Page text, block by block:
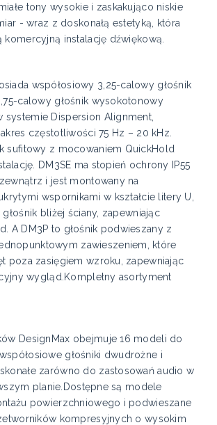
tony wysokie i zaskakująco niskie
- wraz z doskonałą estetyką, która
komercyjną instalację dźwiękową.
współosiowy 3,25-calowy głośnik
calowy głośnik wysokotonowy
systemie Dispersion Alignment,
częstotliwości 75 Hz – 20 kHz.
sufitowy z mocowaniem QuickHold
DM3SE ma stopień ochrony IP55
i jest montowany na
wspornikami w kształcie litery U,
bliżej ściany, zapewniając
A DM3P to głośnik podwieszany z
zawieszeniem, które
poza zasięgiem wzroku, zapewniając
wygląd.Kompletny asortyment
DesignMax obejmuje 16 modeli do
głośniki dwudrożne i
zarówno do zastosowań audio w
planie.Dostępne są modele
powierzchniowego i podwieszane
kompresyjnych o wysokim